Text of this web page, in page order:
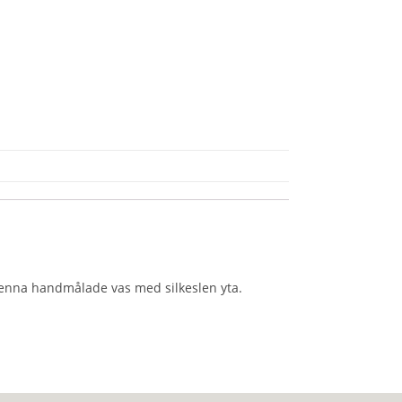
handmålade vas med silkeslen yta.